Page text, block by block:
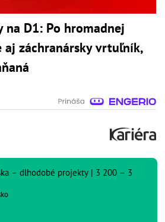
na D1: Po hromadnej
aj záchranársky vrtuľník,
– dlhodobé projekty | 3 200 – 3